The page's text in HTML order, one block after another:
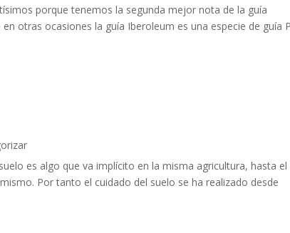
porque tenemos la segunda mejor nota de la guía
otras ocasiones la guía Iberoleum es una especie de guía
es algo que va implícito en la misma agricultura, hasta el
Por tanto el cuidado del suelo se ha realizado desde